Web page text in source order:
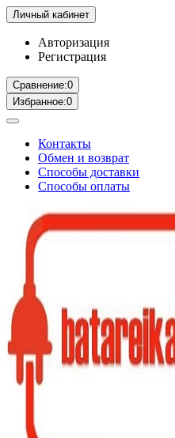
Личный кабинет
Авторизация
Регистрация
Сравнение:0
Избранное:0
Контакты
Обмен и возврат
Способы доставки
Способы оплаты